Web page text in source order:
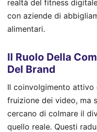
realtà del fitness
con aziende di
alimentari.
Il Ruolo Della
Del Brand
Il coinvolgimento
fruizione dei video, ma
cercano di colmare il
quello reale. Questi